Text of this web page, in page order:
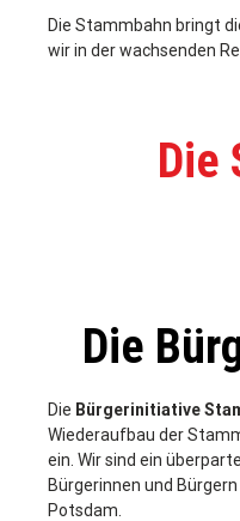
Die Stammbahn bringt
wir in der wachsenden
Die
Die
Die Bürgerinitiative
Wiederaufbau der
ein. Wir sind ein
Bürgerinnen und
Potsdam.